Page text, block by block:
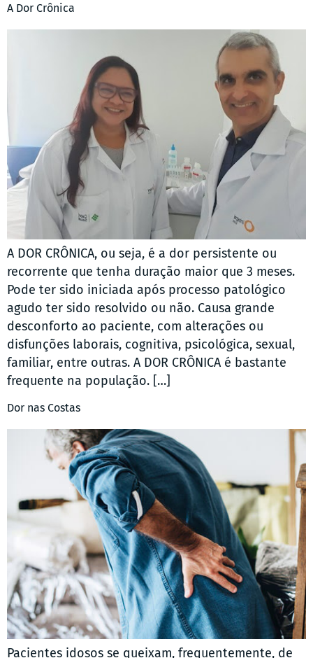
A Dor Crônica
A DOR CRÔNICA, ou seja, é a dor persistente ou
recorrente que tenha duração maior que 3 meses.
Pode ter sido iniciada após processo patológico
agudo ter sido resolvido ou não. Causa grande
desconforto ao paciente, com alterações ou
disfunções laborais, cognitiva, psicológica, sexual,
familiar, entre outras. A DOR CRÔNICA é bastante
frequente na população. […]
Dor nas Costas
Pacientes idosos se queixam, frequentemente, de